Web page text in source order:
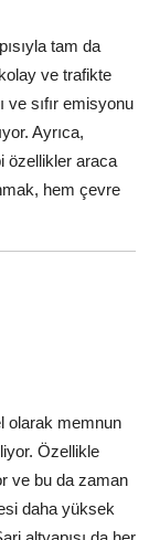
tam da
ve trafikte
ve sıfır emisyonu
Ayrıca,
özellikler araca
hem çevre
olarak memnun
Özellikle
ve bu da zaman
daha yüksek